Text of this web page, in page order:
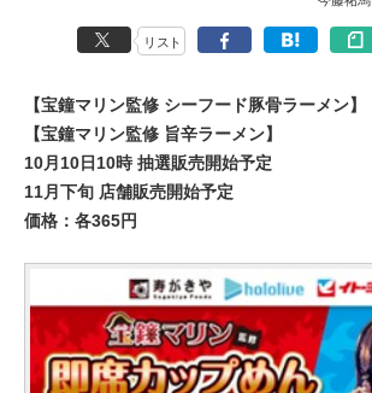
リスト
【宝鐘マリン監修 シーフード豚骨ラーメン】
【宝鐘マリン監修 旨辛ラーメン】
10月10日10時 抽選販売開始予定
11月下旬 店舗販売開始予定
価格：各365円